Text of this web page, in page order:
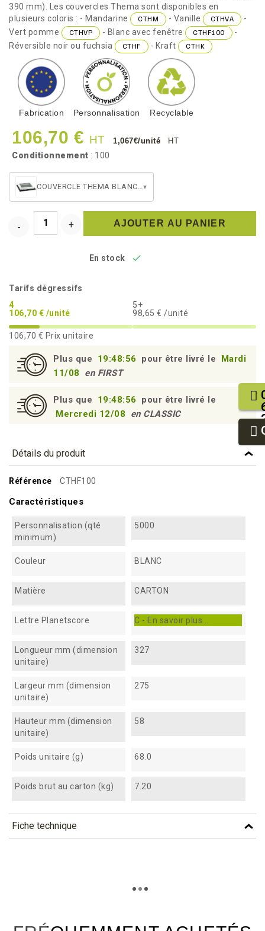
390 mm). Les couvercles Thema sont disponibles en
plusieurs coloris : - Mandarine
CTHM - Vanille CTHVA
-
Vert pomme
CTHVP - Blanc avec fenêtre CTHF100
-
Réversible noir ou fuchsia
CTHF - Kraft CTHK
Fabrication Personnalisation Recyclable
106,70 € HT 1,067€/unité HT
Conditionnement : 100
▾
AJOUTER AU PANIER
En stock 
Tarifs dégressifs
4
106,70 € /unité
5+
98,65 € /unité
106,70 € Prix unitaire
Plus que 19:48:55 pour être livré le
Mardi
11/08
en FIRST
Plus que 19:48:55
pour être livré le
Mercredi 12/08
en CLASSIC
Détails du produit
Référence CTHF100
Caractéristiques
Personnalisation (qté
minimum)
5000
Couleur BLANC
Matière CARTON
Lettre Planetscore C - En savoir plus...
Longueur mm (dimension
unitaire)
327
Largeur mm (dimension
unitaire)
275
Hauteur mm (dimension
unitaire)
58
Poids unitaire (g) 68.0
Poids brut au carton (kg) 7.20
Fiche technique